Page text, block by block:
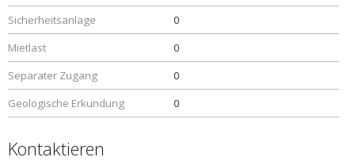
Sicherheitsanlage
0
Mietlast
0
Separater Zugang
0
Geologische Erkundung
0
Kontaktieren